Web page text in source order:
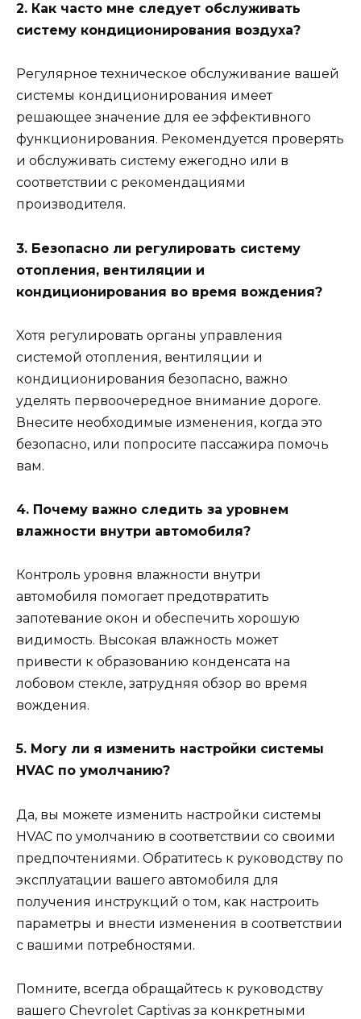
2. Как часто мне следует обслуживать
систему кондиционирования воздуха?
Регулярное техническое обслуживание вашей
системы кондиционирования имеет
решающее значение для ее эффективного
функционирования. Рекомендуется проверять
и обслуживать систему ежегодно или в
соответствии с рекомендациями
производителя.
3. Безопасно ли регулировать систему
отопления, вентиляции и
кондиционирования во время вождения?
Хотя регулировать органы управления
системой отопления, вентиляции и
кондиционирования безопасно, важно
уделять первоочередное внимание дороге.
Внесите необходимые изменения, когда это
безопасно, или попросите пассажира помочь
вам.
4. Почему важно следить за уровнем
влажности внутри автомобиля?
Контроль уровня влажности внутри
автомобиля помогает предотвратить
запотевание окон и обеспечить хорошую
видимость. Высокая влажность может
привести к образованию конденсата на
лобовом стекле, затрудняя обзор во время
вождения.
5. Могу ли я изменить настройки системы
HVAC по умолчанию?
Да, вы можете изменить настройки системы
HVAC по умолчанию в соответствии со своими
предпочтениями. Обратитесь к руководству по
эксплуатации вашего автомобиля для
получения инструкций о том, как настроить
параметры и внести изменения в соответствии
с вашими потребностями.
Помните, всегда обращайтесь к руководству
вашего Chevrolet Captivas за конкретными